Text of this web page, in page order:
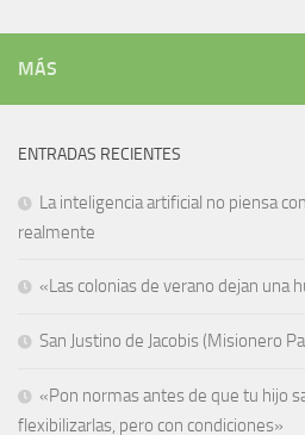
MÁS
ENTRADAS RECIENTES
La inteligencia artificial no piensa
realmente
«Las colonias de verano dejan una
San Justino de Jacobis (Misionero
«Pon normas antes de que tu hijo
flexibilizarlas, pero con condiciones»